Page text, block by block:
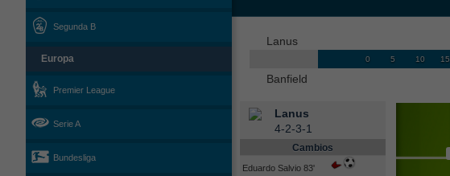
Segunda B
Europa
Premier League
Serie A
Bundesliga
Lanus
0 5 10 15
Banfield
Lanus
4-2-3-1
Cambios
Eduardo Salvio 83'